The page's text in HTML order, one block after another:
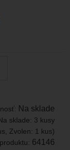
Na sklade
sklade: 3 kusy
Zvolen: 1 kus)
64146